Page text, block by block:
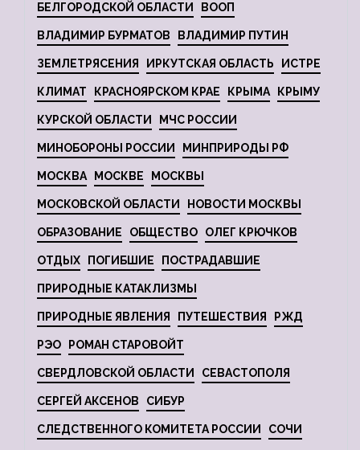
БЕЛГОРОДСКОЙ ОБЛАСТИ ВООП
ВЛАДИМИР БУРМАТОВ ВЛАДИМИР ПУТИН
ЗЕМЛЕТРЯСЕНИЯ ИРКУТСКАЯ ОБЛАСТЬ ИСТРЕ
КЛИМАТ КРАСНОЯРСКОМ КРАЕ КРЫМА КРЫМУ
КУРСКОЙ ОБЛАСТИ МЧС РОССИИ
МИНОБОРОНЫ РОССИИ МИНПРИРОДЫ РФ
МОСКВА МОСКВЕ МОСКВЫ
МОСКОВСКОЙ ОБЛАСТИ НОВОСТИ МОСКВЫ
ОБРАЗОВАНИЕ ОБЩЕСТВО ОЛЕГ КРЮЧКОВ
ОТДЫХ ПОГИБШИЕ ПОСТРАДАВШИЕ
ПРИРОДНЫЕ КАТАКЛИЗМЫ
ПРИРОДНЫЕ ЯВЛЕНИЯ ПУТЕШЕСТВИЯ РЖД
РЭО РОМАН СТАРОВОЙТ
СВЕРДЛОВСКОЙ ОБЛАСТИ СЕВАСТОПОЛЯ
СЕРГЕЙ АКСЕНОВ СИБУР
СЛЕДСТВЕННОГО КОМИТЕТА РОССИИ СОЧИ